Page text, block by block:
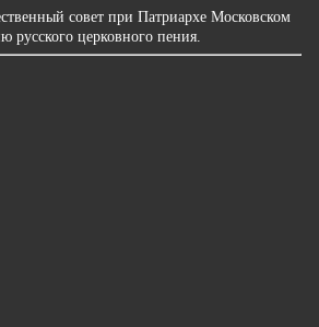
совет при Патриархе Московском
русского церковного пения.